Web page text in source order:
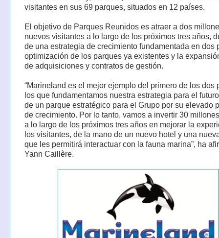
visitantes en sus 69 parques, situados en 12 países.
El objetivo de Parques Reunidos es atraer a dos
nuevos visitantes a lo largo de los próximos tres años,
de una estrategia de crecimiento fundamentada en dos
optimización de los parques ya existentes y la
de adquisiciones y contratos de gestión.
“Marineland es el mejor ejemplo del primero de los dos
los que fundamentamos nuestra estrategia para el
de un parque estratégico para el Grupo por su elevado
de crecimiento. Por lo tanto, vamos a invertir 30
a lo largo de los próximos tres años en mejorar la
los visitantes, de la mano de un nuevo hotel y una
que les permitirá interactuar con la fauna marina”, ha
Yann Caillère.